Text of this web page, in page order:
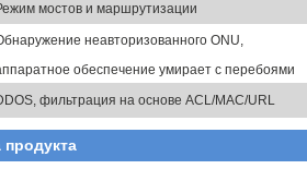
мостов и маршрутизации
неавторизованного ONU,
обеспечение умирает с перебоями
фильтрация на основе ACL/MAC/URL
продукта